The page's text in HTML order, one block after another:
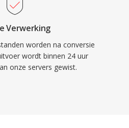
Verwerking
worden na conversie
wordt binnen 24 uur
onze servers gewist.